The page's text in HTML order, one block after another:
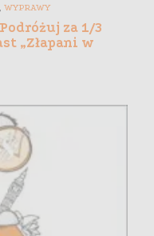
, WYPRAWY
za 1/3
„Złapani w